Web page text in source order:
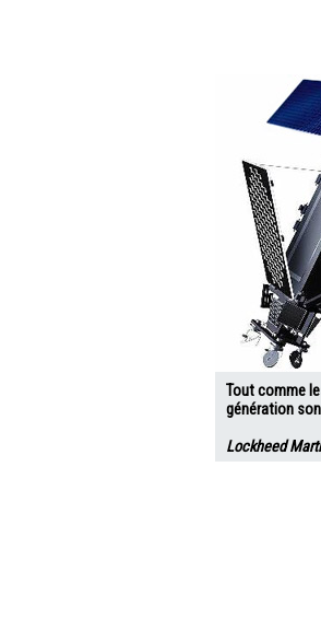
Tout comme
génération
Lockheed